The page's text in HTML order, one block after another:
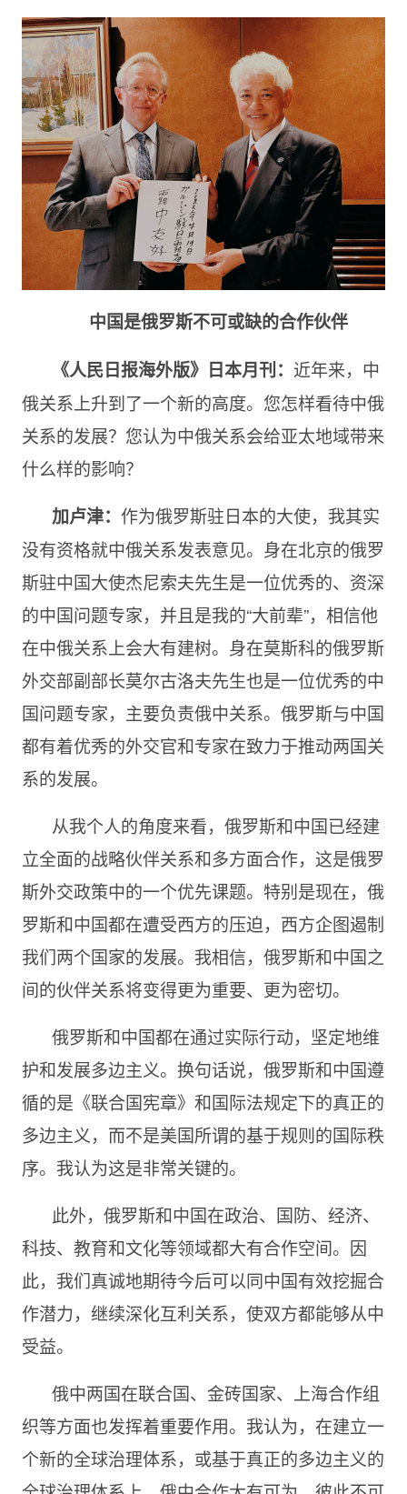
中国是俄罗斯不可或缺的合作伙伴
《人民日报海外版》日本月刊： 近年来，中
俄关系上升到了一个新的高度。您怎样看待中俄
关系的发展？您认为中俄关系会给亚太地域带来
什么样的影响？
加卢津： 作为俄罗斯驻日本的大使，我其实
没有资格就中俄关系发表意见。身在北京的俄罗
斯驻中国大使杰尼索夫先生是一位优秀的、资深
的中国问题专家，并且是我的“大前辈”，相信他
在中俄关系上会大有建树。身在莫斯科的俄罗斯
外交部副部长莫尔古洛夫先生也是一位优秀的中
国问题专家，主要负责俄中关系。俄罗斯与中国
都有着优秀的外交官和专家在致力于推动两国关
系的发展。
从我个人的角度来看，俄罗斯和中国已经建
立全面的战略伙伴关系和多方面合作，这是俄罗
斯外交政策中的一个优先课题。特别是现在，俄
罗斯和中国都在遭受西方的压迫，西方企图遏制
我们两个国家的发展。我相信，俄罗斯和中国之
间的伙伴关系将变得更为重要、更为密切。
俄罗斯和中国都在通过实际行动，坚定地维
护和发展多边主义。换句话说，俄罗斯和中国遵
循的是《联合国宪章》和国际法规定下的真正的
多边主义，而不是美国所谓的基于规则的国际秩
序。我认为这是非常关键的。
此外，俄罗斯和中国在政治、国防、经济、
科技、教育和文化等领域都大有合作空间。因
此，我们真诚地期待今后可以同中国有效挖掘合
作潜力，继续深化互利关系，使双方都能够从中
受益。
俄中两国在联合国、金砖国家、上海合作组
织等方面也发挥着重要作用。我认为，在建立一
个新的全球治理体系，或基于真正的多边主义的